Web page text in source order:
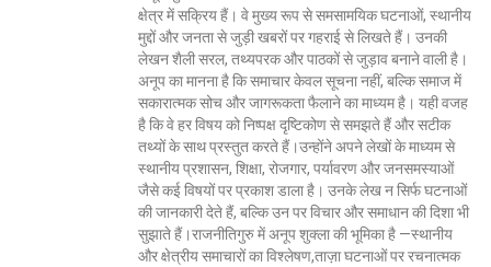
क्षेत्र में सक्रिय हैं। वे मुख्य रूप से समसामयिक घटनाओं, स्थानीय
मुद्दों और जनता से जुड़ी खबरों पर गहराई से लिखते हैं। उनकी
लेखन शैली सरल, तथ्यपरक और पाठकों से जुड़ाव बनाने वाली है।
अनूप का मानना है कि समाचार केवल सूचना नहीं, बल्कि समाज में
सकारात्मक सोच और जागरूकता फैलाने का माध्यम है। यही वजह
है कि वे हर विषय को निष्पक्ष दृष्टिकोण से समझते हैं और सटीक
तथ्यों के साथ प्रस्तुत करते हैं।उन्होंने अपने लेखों के माध्यम से
स्थानीय प्रशासन, शिक्षा, रोजगार, पर्यावरण और जनसमस्याओं
जैसे कई विषयों पर प्रकाश डाला है। उनके लेख न सिर्फ घटनाओं
की जानकारी देते हैं, बल्कि उन पर विचार और समाधान की दिशा भी
सुझाते हैं।राजनीतिगुरु में अनूप शुक्ला की भूमिका है —स्थानीय
और क्षेत्रीय समाचारों का विश्लेषण,ताज़ा घटनाओं पर रचनात्मक